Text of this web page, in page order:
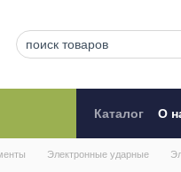
Каталог
О
Электронные ударные